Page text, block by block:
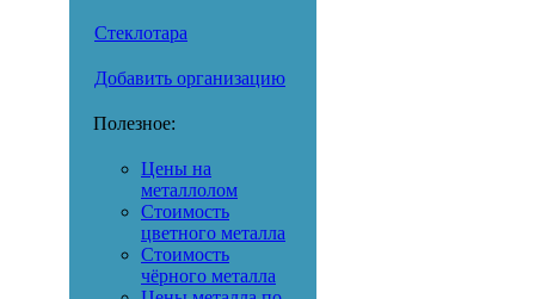
Стеклотара
Добавить организацию
Полезное:
Цены на
металлолом
Стоимость
цветного металла
Стоимость
чёрного металла